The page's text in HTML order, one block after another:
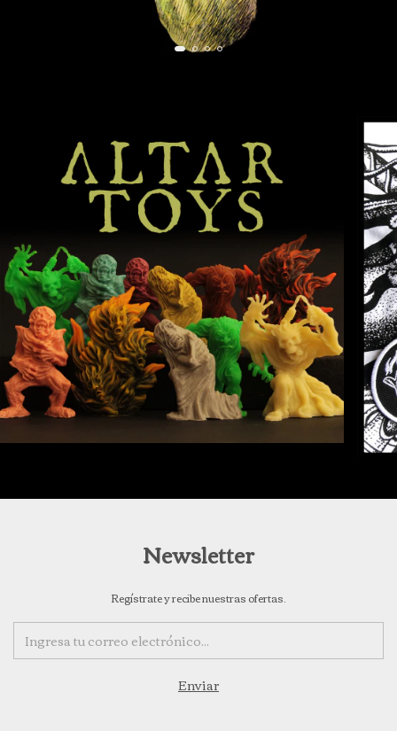
Newsletter
Regístrate y recibe nuestras ofertas.